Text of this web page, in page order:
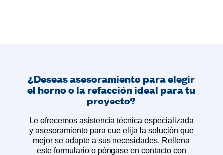
¿Deseas asesoramiento para elegir
el horno o la refacción ideal para tu
proyecto?
Le ofrecemos asistencia técnica especializada
y asesoramiento para que elija la solución que
mejor se adapte a sus necesidades. Rellena
este formulario o póngase en contacto con